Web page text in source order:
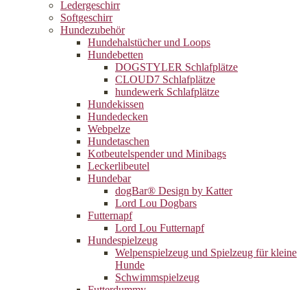
Ledergeschirr
Softgeschirr
Hundezubehör
Hundehalstücher und Loops
Hundebetten
DOGSTYLER Schlafplätze
CLOUD7 Schlafplätze
hundewerk Schlafplätze
Hundekissen
Hundedecken
Webpelze
Hundetaschen
Kotbeutelspender und Minibags
Leckerlibeutel
Hundebar
dogBar® Design by Katter
Lord Lou Dogbars
Futternapf
Lord Lou Futternapf
Hundespielzeug
Welpenspielzeug und Spielzeug für kleine
Hunde
Schwimmspielzeug